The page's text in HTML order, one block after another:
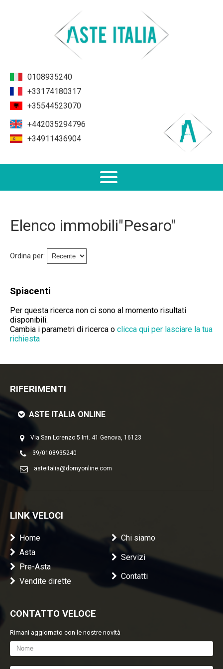
0108935240
+33174180317
+35544523070
+442035294796
+34911436904
Immobili Preasta
Immobili All'asta
Servizi
Elenco immobili"Pesaro"
Ordina per:
Spiacenti
Per questa ricerca non ci sono al momento risultati
disponibili.
Cambia i parametri di ricerca o clicca qui per lasciare la tua
richiesta
RIFERIMENTI
ASTE ITALIA ONLINE
Via San Lorenzo 5 Int. 41 Genova, 16123
39/0108935240
asteitalia@domyonline.com
LINK VELOCI
Home
Asta
Pre-Asta
Vendite dirette
Chi siamo
Servizi
Contatti
CONTATTO VELOCE
Rimani aggiornato con le nostre novità